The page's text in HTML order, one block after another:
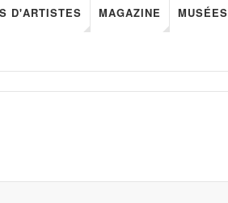
D'ARTISTES MAGAZINE MUSÉES